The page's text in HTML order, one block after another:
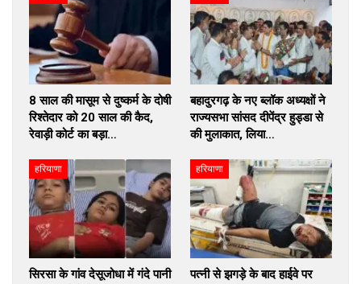
8 साल की मासूम से दुष्कर्म के दोषी
रिश्तेदार को 20 साल की कैद,
रेवाड़ी कोर्ट का बड़ा…
बहादुरगढ़ के नए ब्लॉक अध्यक्षों ने
राज्यसभा सांसद दीपेंद्र हुड्डा से
की मुलाकात, लिया…
हरियाणा
सिरसा के गांव देसूजोधा में गंदे पानी
हरियाणा
पत्नी से झगड़े के बाद हाईवे पर